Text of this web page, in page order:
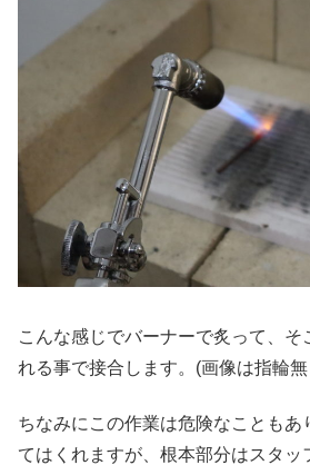
こんな感じでバーナーで炙って、そ
れる事で接合します。(画像は指輪
ちなみにこの作業は危険なこともあ
てはくれますが、根本部分はスタッ